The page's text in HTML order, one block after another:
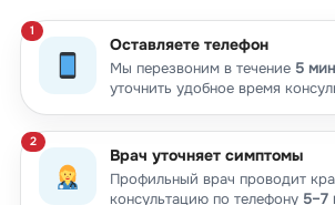
Оставляете телефон
Мы перезвоним в течение 5
уточнить удобное время
Врач уточняет симптомы
Профильный врач проводит
консультацию по телефону 5–7